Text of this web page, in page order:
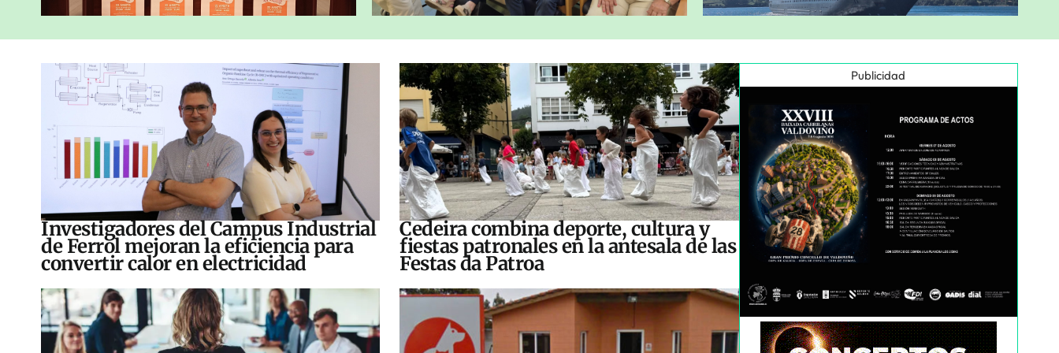
Investigadores del Campus Industrial
de Ferrol mejoran la eficiencia para
convertir calor en electricidad
Cedeira combina deporte, cultura y
fiestas patronales en la antesala de las
Festas da Patroa
Publicidad